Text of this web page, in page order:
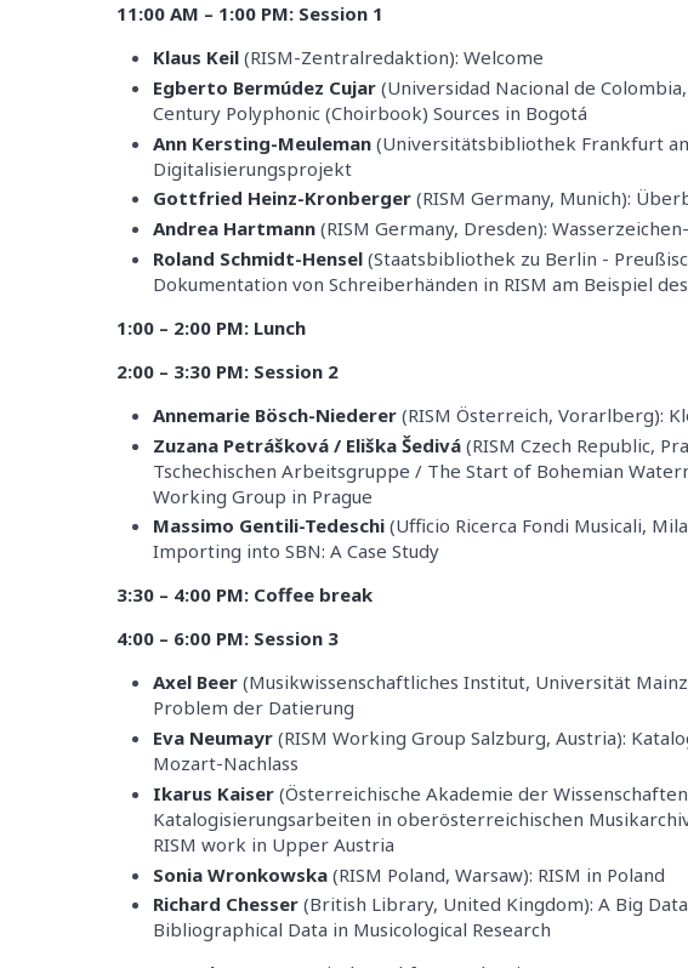
11:00 AM – 1:00 PM: Session 1
Klaus Keil (RISM-Zentralredaktion): Welcome
Egberto Bermúdez Cujar (Universidad Nacional de
Century Polyphonic (Choirbook) Sources in Bogotá
Ann Kersting-Meuleman (Universitätsbibliothek Frankfurt
Digitalisierungsprojekt
Gottfried Heinz-Kronberger (RISM Germany, Munich):
Andrea Hartmann (RISM Germany, Dresden):
Roland Schmidt-Hensel (Staatsbibliothek zu Berlin -
Dokumentation von Schreiberhänden in RISM am Beispiel
1:00 – 2:00 PM: Lunch
2:00 – 3:30 PM: Session 2
Annemarie Bösch-Niederer (RISM Österreich, Vorarlberg):
Zuzana Petrášková / Eliška Šedivá (RISM Czech Republic,
Tschechischen Arbeitsgruppe / The Start of Bohemian
Working Group in Prague
Massimo Gentili-Tedeschi (Ufficio Ricerca Fondi Musicali,
Importing into SBN: A Case Study
3:30 – 4:00 PM: Coffee break
4:00 – 6:00 PM: Session 3
Axel Beer (Musikwissenschaftliches Institut, Universität
Problem der Datierung
Eva Neumayr (RISM Working Group Salzburg, Austria):
Mozart-Nachlass
Ikarus Kaiser (Österreichische Akademie der
Katalogisierungsarbeiten in oberösterreichischen
RISM work in Upper Austria
Sonia Wronkowska (RISM Poland, Warsaw): RISM in Poland
Richard Chesser (British Library, United Kingdom): A Big
Bibliographical Data in Musicological Research